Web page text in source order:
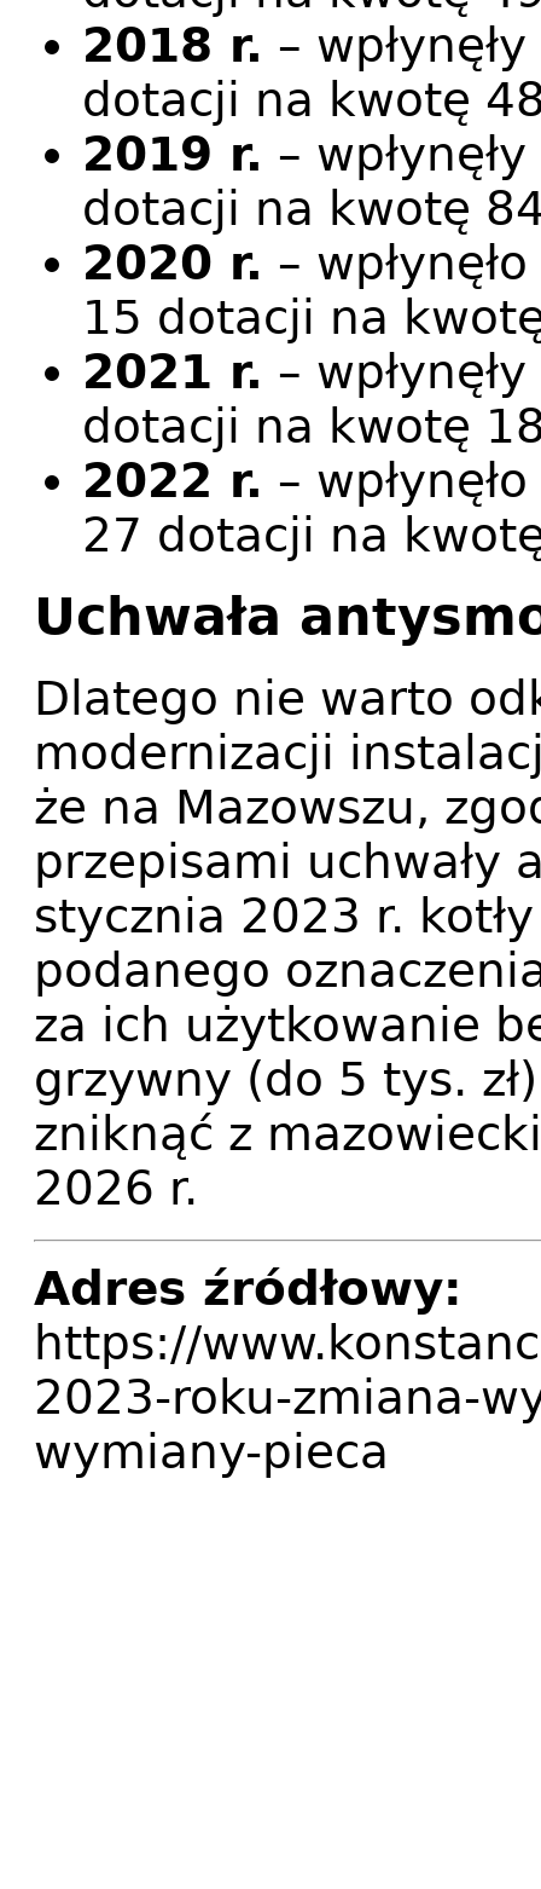
2018 r. –
dotacji na kwotę
2019 r. –
dotacji na kwotę
2020 r. –
15 dotacji na
2021 r. –
dotacji na kwotę
2022 r. –
27 dotacji na
Uchwała
Dlatego nie warto
modernizacji
że na Mazowszu,
przepisami uchwały
stycznia 2023 r.
podanego
za ich użytkowanie
grzywny (do 5 tys.
zniknąć z
2026 r.
Adres źródłowy:
https://
2023-roku-zmiana-
wymiany-pieca